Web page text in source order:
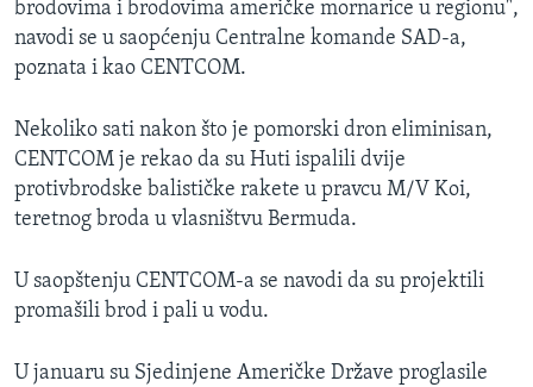
brodovima i brodovima američke mornarice u regionu",
navodi se u saopćenju Centralne komande SAD-a,
poznata i kao CENTCOM.
Nekoliko sati nakon što je pomorski dron eliminisan,
CENTCOM je rekao da su Huti ispalili dvije
protivbrodske balističke rakete u pravcu M/V Koi,
teretnog broda u vlasništvu Bermuda.
U saopštenju CENTCOM-a se navodi da su projektili
promašili brod i pali u vodu.
U januaru su Sjedinjene Američke Države proglasile